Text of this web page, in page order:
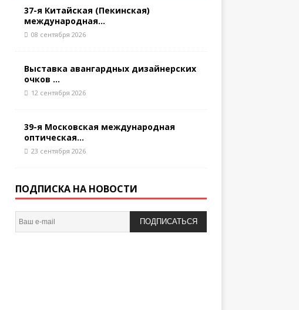
37-я Китайская (Пекинская)
международная...
08 сентября 2026
Выставка авангардных дизайнерских
очков ...
12 сентября 2026
39-я Московская международная
оптическая...
23 сентября 2026
ПОДПИСКА НА НОВОСТИ
ПОДПИСАТЬСЯ